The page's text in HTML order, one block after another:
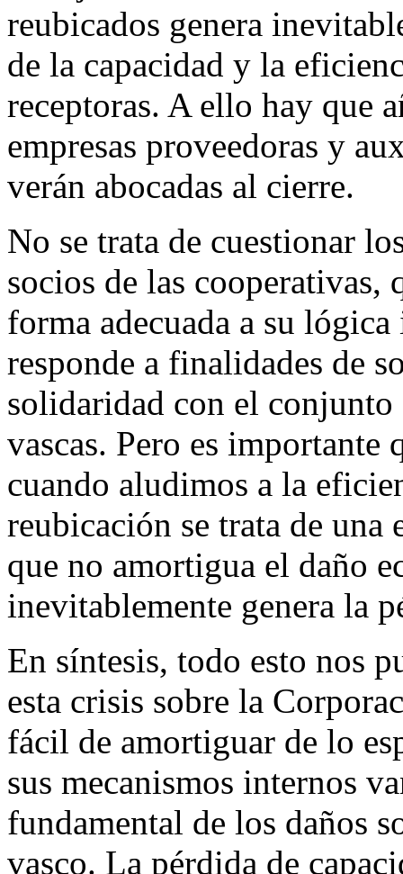
reubicados genera
de la capacidad y la
receptoras. A ello hay que
empresas proveedoras y
verán abocadas al cierre.
No se trata de cuestionar
socios de las cooperativas,
forma adecuada a su
responde a finalidades de
solidaridad con el
vascas. Pero es importante
cuando aludimos a la
reubicación se trata de
que no amortigua el daño
inevitablemente genera la
En síntesis, todo esto nos
esta crisis sobre la
fácil de amortiguar de lo
sus mecanismos internos
fundamental de los daños
vasco. La pérdida de